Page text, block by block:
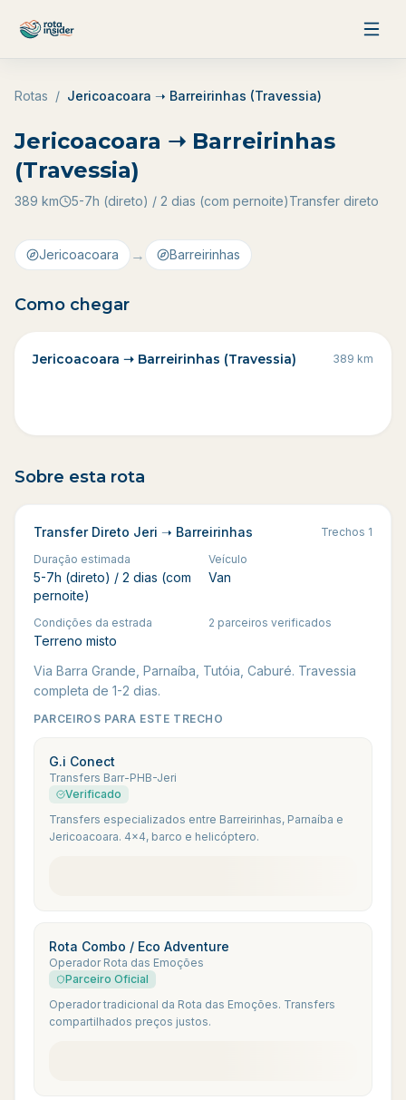
Rotas / Jericoacoara ➝ Barreirinhas (Travessia)
Jericoacoara ➝ Barreirinhas
(Travessia)
389 km 5-7h (direto) / 2 dias (com pernoite)Transfer direto
Jericoacoara → Barreirinhas
Como chegar
Jericoacoara ➝ Barreirinhas (Travessia) 389 km
Sobre esta rota
Transfer Direto Jeri ➝ Barreirinhas Trechos 1
Duração estimada
5-7h (direto) / 2 dias (com
pernoite)
Veículo
Van
Condições da estrada
Terreno misto
2 parceiros verificados
Via Barra Grande, Parnaíba, Tutóia, Caburé. Travessia
completa de 1-2 dias.
PARCEIROS PARA ESTE TRECHO
G.i Conect
Transfers Barr-PHB-Jeri
Verificado
Transfers especializados entre Barreirinhas, Parnaíba e
Jericoacoara. 4x4, barco e helicóptero.
Rota Combo / Eco Adventure
Operador Rota das Emoções
Parceiro Oficial
Operador tradicional da Rota das Emoções. Transfers
compartilhados preços justos.